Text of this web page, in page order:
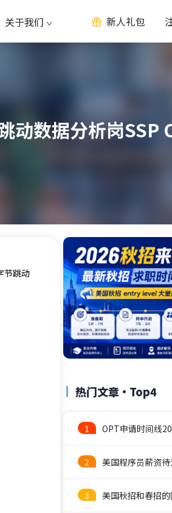
关于我们 新人礼包
动数据分析岗SSP
节跳动
热门文章·Top4
1 OPT申请时间线
2 美国程序员薪资待
3